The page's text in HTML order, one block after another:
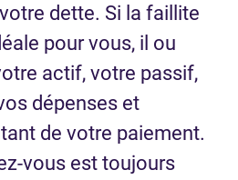
dette. Si la faillite
pour vous, il ou
actif, votre passif,
dépenses et
de votre paiement.
vous est toujours